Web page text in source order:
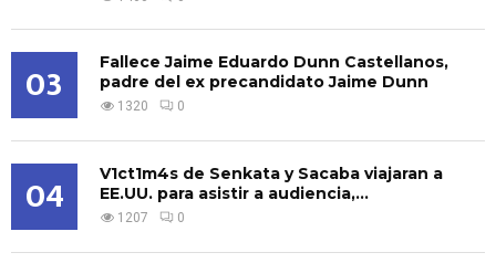
03
Fallece Jaime Eduardo Dunn Castellanos,
padre del ex precandidato Jaime Dunn
1320 0
04
V1ct1m4s de Senkata y Sacaba viajaran a
EE.UU. para asistir a audiencia,...
1207 0